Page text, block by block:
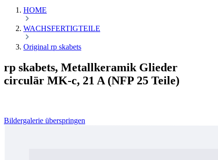
HOME
WACHSFERTIGTEILE
Original rp skabets
rp skabets, Metallkeramik Glieder
circulär MK-c, 21 A (NFP 25 Teile)
Bildergalerie überspringen